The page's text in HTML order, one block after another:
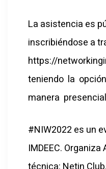
La asistencia es
inscribiéndose a
https://
teniendo la
manera
#NIW2022 es un
IMDEEC. Organiza